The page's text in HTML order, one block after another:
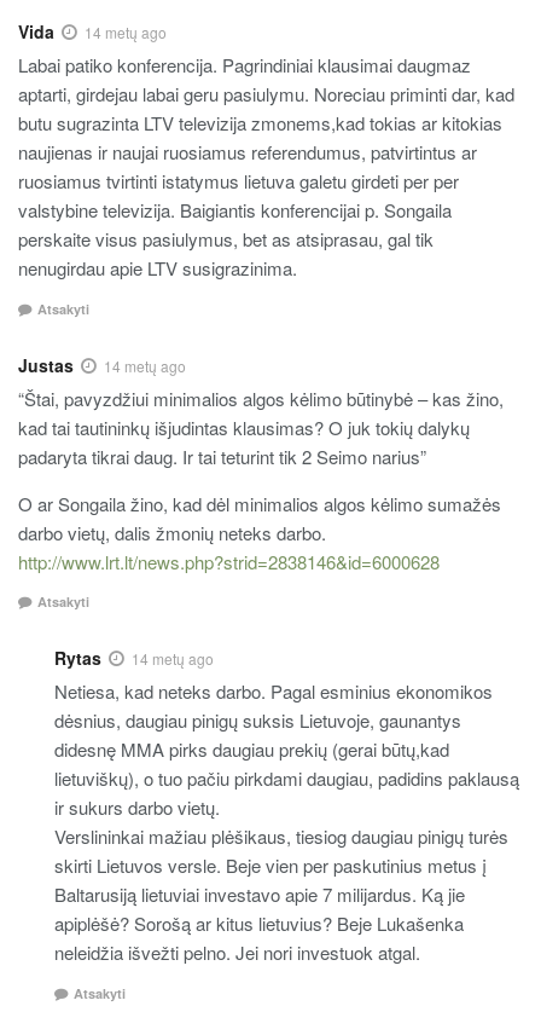
Vida 14 metų ago
Labai patiko konferencija. Pagrindiniai klausimai daugmaz
aptarti, girdejau labai geru pasiulymu. Noreciau priminti dar, kad
butu sugrazinta LTV televizija zmonems,kad tokias ar kitokias
naujienas ir naujai ruosiamus referendumus, patvirtintus ar
ruosiamus tvirtinti istatymus lietuva galetu girdeti per per
valstybine televizija. Baigiantis konferencijai p. Songaila
perskaite visus pasiulymus, bet as atsiprasau, gal tik
nenugirdau apie LTV susigrazinima.
Atsakyti
Justas 14 metų ago
“Štai, pavyzdžiui minimalios algos kėlimo būtinybė – kas žino,
kad tai tautininkų išjudintas klausimas? O juk tokių dalykų
padaryta tikrai daug. Ir tai teturint tik 2 Seimo narius”
O ar Songaila žino, kad dėl minimalios algos kėlimo sumažės
darbo vietų, dalis žmonių neteks darbo.
http://www.lrt.lt/news.php?strid=2838146&id=6000628
Atsakyti
Rytas 14 metų ago
Netiesa, kad neteks darbo. Pagal esminius ekonomikos
dėsnius, daugiau pinigų suksis Lietuvoje, gaunantys
didesnę MMA pirks daugiau prekių (gerai būtų,kad
lietuviškų), o tuo pačiu pirkdami daugiau, padidins paklausą
ir sukurs darbo vietų.
Verslininkai mažiau plėšikaus, tiesiog daugiau pinigų turės
skirti Lietuvos versle. Beje vien per paskutinius metus į
Baltarusiją lietuviai investavo apie 7 milijardus. Ką jie
apiplėšė? Sorošą ar kitus lietuvius? Beje Lukašenka
neleidžia išvežti pelno. Jei nori investuok atgal.
Atsakyti